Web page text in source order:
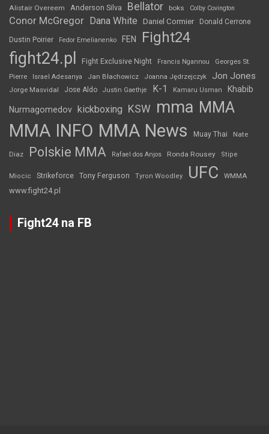
Alistair Overeem Anderson Silva Bellator boks Colby Covington
Conor McGregor Dana White Daniel Cormier Donald Cerrone
Dustin Poirier Fedor Emelianenko FEN Fight24
fight24.pl Fight Exclusive Night Francis Ngannou
Georges St.
Pierre
Israel Adesanya Jan Błachowicz Joanna Jędrzejczyk Jon Jones
Jorge Masvidal Jose Aldo Justin Gaethje K-1 Kamaru Usman Khabib
Nurmagomedov kickboxing KSW mma MMA
MMA INFO MMA News Muay Thai Nate
Diaz Polskie MMA Rafael dos Anjos Ronda Rousey Stipe
Miocic Strikeforce Tony Ferguson Tyron Woodley UFC WMMA
www.fight24.pl
Fight24 na FB